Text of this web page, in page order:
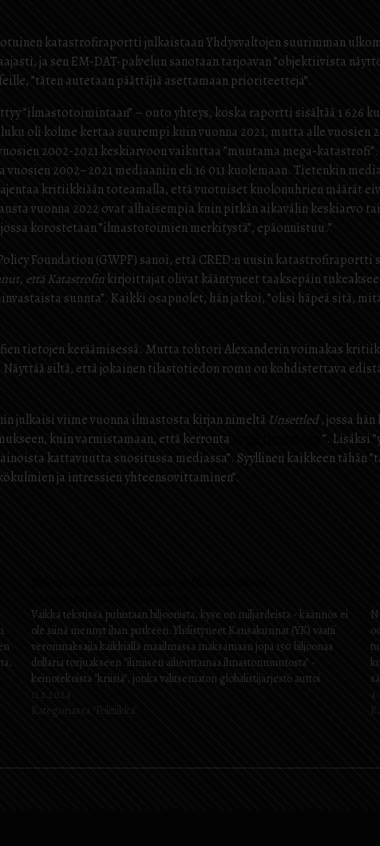
katastrofiraportti julkaistaan ​​Yhdysvaltojen suurimman
ja sen EM-DAT-palvelun sanotaan tarjoavan ”objektiivista
”täten autetaan päättäjiä asettamaan prioriteetteja”.
”ilmastotoimintaan” – outo yhteys, koska raportti sisältää 1 626
oli kolme kertaa suurempi kuin vuonna 2021, mutta alle vuosien
2002-2021 keskiarvoon vaikuttaa ”muutama mega-katastrofi”.
2002–2021 mediaaniin eli 16 011 kuolemaan. Tietenkin
kritiikkiään toteamalla, että vuotuiset kuolonuhrien määrät
vuonna 2022 ovat alhaisempia kuin pitkän aikavälin keskiarvo
korostetaan ”ilmastotoimien merkitystä”, epäonnistuu.”
Foundation (GWPF) sanoi, että CRED:n uusin katastrofiraportti
että Katastrofinkirjoittajat olivat kääntyneet taaksepäin
suunta”. Kaikki osapuolet, hän jatkoi, ”olisi häpeä sitä,
tietojen keräämisessä. Mutta tohtori Alexanderin voimakas
siltä, ​​että jokainen tilastotiedon romu on kohdistettava
julkaisi viime vuonna ilmastosta kirjan nimeltä Unsettled, jossa
kuin varmistamaan, että kerronta
”. Lisäksi
kattavuutta suositussa mediassa”. Syyllinen kaikkeen tähän
ja intressien yhteensovittaminen”.
Vaikka tekstissä puhutaan biljoonista, kyse on miljardeista - käännös ei
ole siinä mennyt ihan putkeen. Yhdistyneet Kansakunnat (YK) vaatii
veronmaksajia kaikkialla maailmassa maksamaan jopa 150 biljoonaa
dollaria torjuakseen "ihmisen aiheuttamaa ilmastonmuutosta" -
keinotekoista "kriisiä", jonka valitsematon globalistijärjestö auttoi
luomaan. YK on esittänyt nämä vaatimukset talous- ja
sosiaaliministeriön julkaisemassa uudessa raportissa,…
11.1.2024
Kategoriassa "Politiikka"